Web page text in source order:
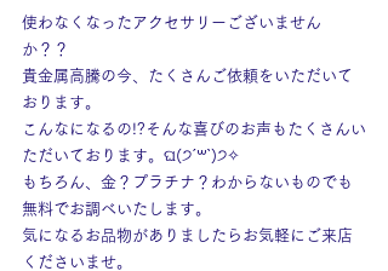
使わなくなったアクセサリーございません
か？？
貴金属高騰の今、たくさんご依頼をいただいて
おります。
こんなになるの!?そんな喜びのお声もたくさんい
ただいております。ଘ(੭ˊ꒳​ˋ)੭✧
もちろん、金？プラチナ？わからないものでも
無料でお調べいたします。
気になるお品物がありましたらお気軽にご来店
くださいませ。